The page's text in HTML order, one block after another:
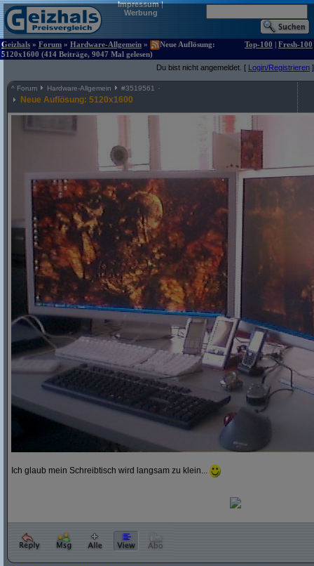
Impressum|
Werbung
Geizhals » Forum » Hardware-Allgemein »
Neue Auflösung:
5120x1600 (414 Beiträge, 9047 Mal gelesen)
Top-100 | Fresh-100
Du bist nicht angemeldet. [ Login/Registrieren ]
^ Forum Hardware-Allgemein #3519561
Neue Auflösung: 5120x1600
Ich glaub mein Schreibtisch wird langsam zu klein...